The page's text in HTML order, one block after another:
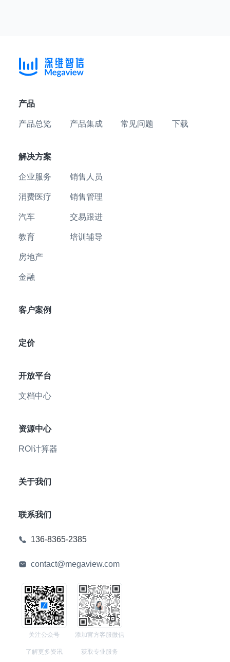
产品
产品总览 产品集成 常见问题 下载
解决方案
企业服务
消费医疗
汽车
教育
房地产
金融
销售人员
销售管理
交易跟进
培训辅导
客户案例
定价
开放平台
文档中心
资源中心
ROI计算器
关于我们
联系我们
136-8365-2385
contact@megaview.com
关注公众号
了解更多资讯
添加官方客服微信
获取专业服务